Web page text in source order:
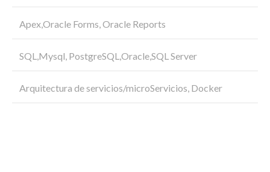
Apex,Oracle Forms, Oracle Reports
SQL,Mysql, PostgreSQL,Oracle,SQL Server
Arquitectura de servicios/microServicios, Docker